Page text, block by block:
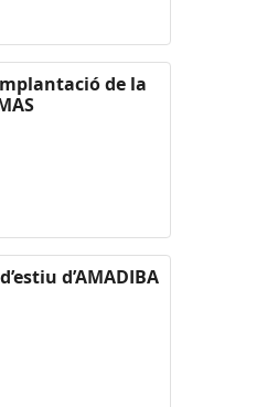
de la
d’AMADIBA